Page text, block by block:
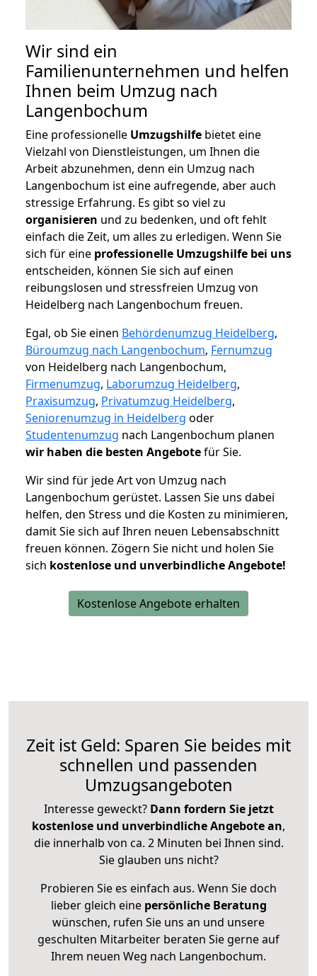
Wir sind ein
Familienunternehmen und helfen
Ihnen beim Umzug nach
Langenbochum
Eine professionelle Umzugshilfe bietet eine
Vielzahl von Dienstleistungen, um Ihnen die
Arbeit abzunehmen, denn ein Umzug nach
Langenbochum ist eine aufregende, aber auch
stressige Erfahrung. Es gibt so viel zu
organisieren und zu bedenken, und oft fehlt
einfach die Zeit, um alles zu erledigen. Wenn Sie
sich für eine professionelle Umzugshilfe bei uns
entscheiden, können Sie sich auf einen
reibungslosen und stressfreien Umzug von
Heidelberg nach Langenbochum freuen.
Egal, ob Sie einen Behördenumzug Heidelberg,
Büroumzug nach Langenbochum, Fernumzug
von Heidelberg nach Langenbochum,
Firmenumzug, Laborumzug Heidelberg,
Praxisumzug, Privatumzug Heidelberg,
Seniorenumzug in Heidelberg oder
Studentenumzug nach Langenbochum planen
wir haben die besten Angebotefür Sie.
Wir sind für jede Art von Umzug nach
Langenbochum gerüstet. Lassen Sie uns dabei
helfen, den Stress und die Kosten zu minimieren,
damit Sie sich auf Ihren neuen Lebensabschnitt
freuen können. Zögern Sie nicht und holen Sie
sich kostenlose und unverbindliche Angebote!
Kostenlose Angebote erhalten
Zeit ist Geld: Sparen Sie beides mit
schnellen und passenden
Umzugsangeboten
Interesse geweckt? Dann fordern Sie jetzt
kostenlose und unverbindliche Angebote an,
die innerhalb von ca. 2 Minuten bei Ihnen sind.
Sie glauben uns nicht?
Probieren Sie es einfach aus. Wenn Sie doch
lieber gleich eine persönliche Beratung
wünschen, rufen Sie uns an und unsere
geschulten Mitarbeiter beraten Sie gerne auf
Ihrem neuen Weg nach Langenbochum.